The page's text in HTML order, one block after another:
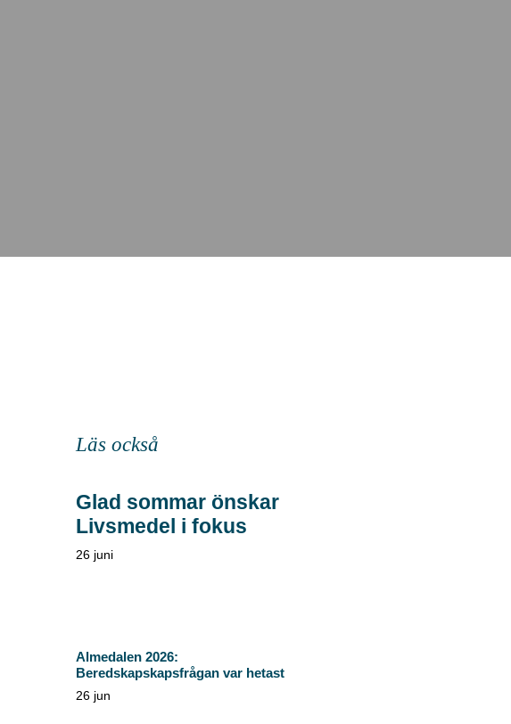
Läs också
Glad sommar önskar
Livsmedel i fokus
26 juni
Almedalen 2026:
Beredskapskapsfrågan var hetast
26 jun